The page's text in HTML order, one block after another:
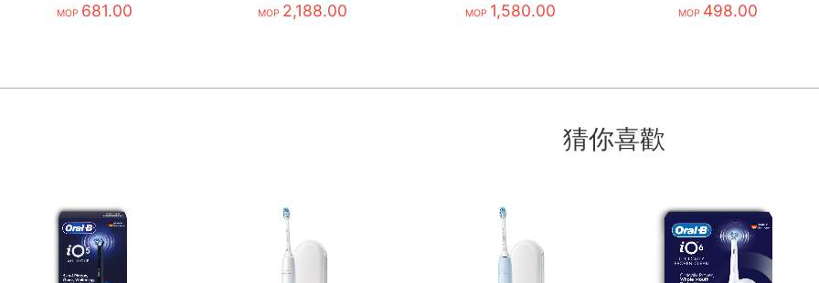
MOP 681.00
HX9924/42 灰色
MOP 2,188.00
HX6871/42 深藍色
MOP 1,580.00
AUT805/97
MOP 498.00
猜你喜歡